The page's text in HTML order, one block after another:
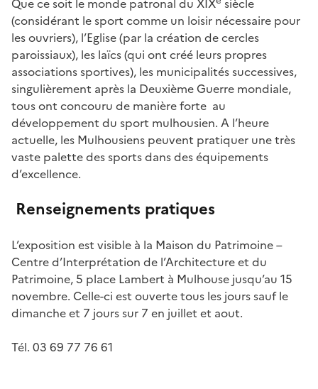
(considérant le sport comme un loisir nécessaire pour
les ouvriers), l’Eglise (par la création de cercles
paroissiaux), les laïcs (qui ont créé leurs propres
associations sportives), les municipalités successives,
singulièrement après la Deuxième Guerre mondiale,
tous ont concouru de manière forte au
développement du sport mulhousien. A l’heure
actuelle, les Mulhousiens peuvent pratiquer une très
vaste palette des sports dans des équipements
d’excellence.
Renseignements pratiques
L’exposition est visible à la Maison du Patrimoine –
Centre d’Interprétation de l’Architecture et du
Patrimoine, 5 place Lambert à Mulhouse jusqu’au 15
novembre. Celle-ci est ouverte tous les jours sauf le
dimanche et 7 jours sur 7 en juillet et aout.
Tél. 03 69 77 76 61